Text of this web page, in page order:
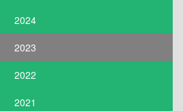
2024
2023
2022
2021